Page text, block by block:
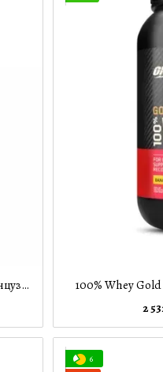
100% Whey Gold Standard - Optimum Nutrition - французький ванільний крем - 909 g 100% Whey
2
6